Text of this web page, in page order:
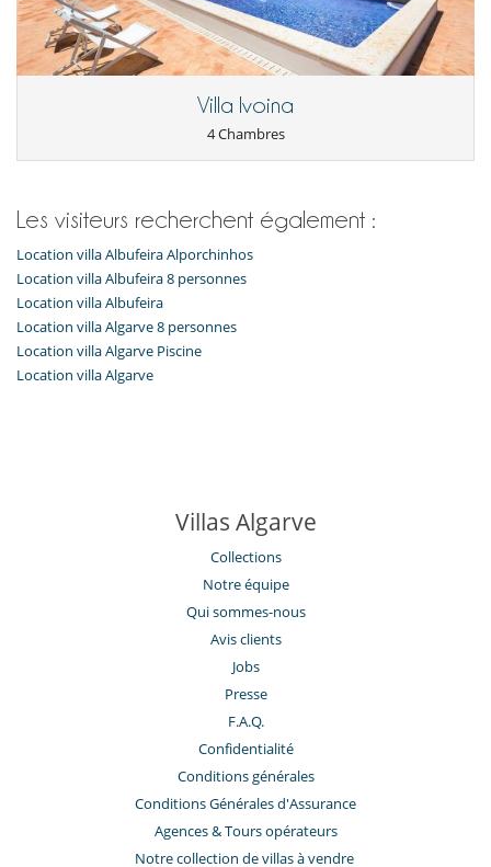
Equipement, installations, évènements
Chauffage au sol
Système d'alarme
Loisirs, bien-être & activités sportives
Pour votre confort et votre agrément
Cheminée
Climatisation réversible
Rooftop aménagé en terrasse
Salon
Services et loisirs du resort
Court de tennis
Villa Ivoina
4 Chambres
Les visiteurs recherchent également :
Location villa Albufeira Alporchinhos
Location villa Albufeira 8 personnes
Location villa Albufeira
Location villa Algarve 8 personnes
Location villa Algarve Piscine
Location villa Algarve
Villas Algarve
Collections
Notre équipe
Qui sommes-nous
Avis clients
Jobs
Presse
F.A.Q.
Confidentialité
Conditions générales
Conditions Générales d'Assurance
​Agences & Tours opérateurs
Notre collection de villas à vendre